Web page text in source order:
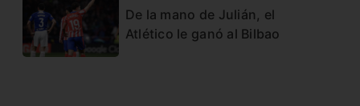
De la mano de Julián, el
Atlético le ganó al Bilbao